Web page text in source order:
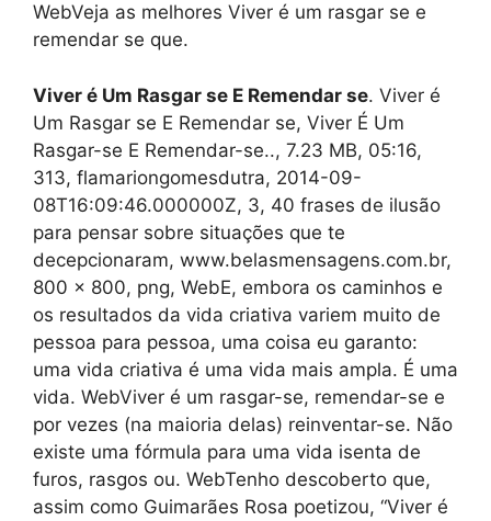
WebVeja as melhores Viver é um rasgar se e
remendar se que.
Viver é Um Rasgar se E Remendar se. Viver é
Um Rasgar se E Remendar se, Viver É Um
Rasgar-se E Remendar-se.., 7.23 MB, 05:16,
313, flamariongomesdutra, 2014-09-
08T16:09:46.000000Z, 3, 40 frases de ilusão
para pensar sobre situações que te
decepcionaram, www.belasmensagens.com.br,
800 x 800, png, WebE, embora os caminhos e
os resultados da vida criativa variem muito de
pessoa para pessoa, uma coisa eu garanto:
uma vida criativa é uma vida mais ampla. É uma
vida. WebViver é um rasgar-se, remendar-se e
por vezes (na maioria delas) reinventar-se. Não
existe uma fórmula para uma vida isenta de
furos, rasgos ou. WebTenho descoberto que,
assim como Guimarães Rosa poetizou, “Viver é